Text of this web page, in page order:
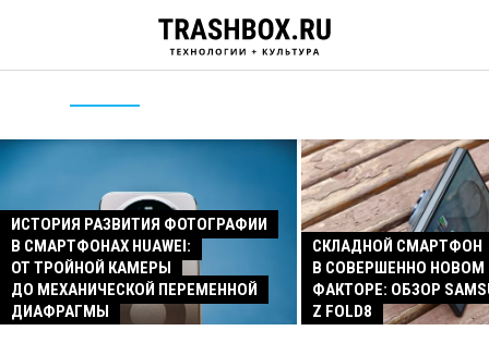
ИСТОРИЯ РАЗВИТИЯ ФОТОГРАФИИ
В СМАРТФОНАХ HUAWEI:
ОТ ТРОЙНОЙ КАМЕРЫ
ДО МЕХАНИЧЕСКОЙ ПЕРЕМЕННОЙ
ДИАФРАГМЫ
СКЛАДНОЙ СМАРТФОН
В СОВЕРШЕННО
ФАКТОРЕ: ОБЗОР
Z FOLD8